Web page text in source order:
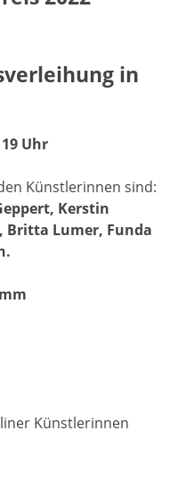
in
Uhr
Künstlerinnen sind:
Kerstin
Britta Lumer, Funda
Künstlerinnen